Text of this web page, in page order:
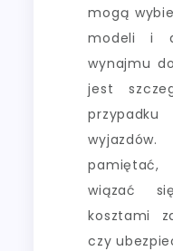
mogą
modeli i
wynajmu
jest
pamiętać,
wiązać
kosztami
czy